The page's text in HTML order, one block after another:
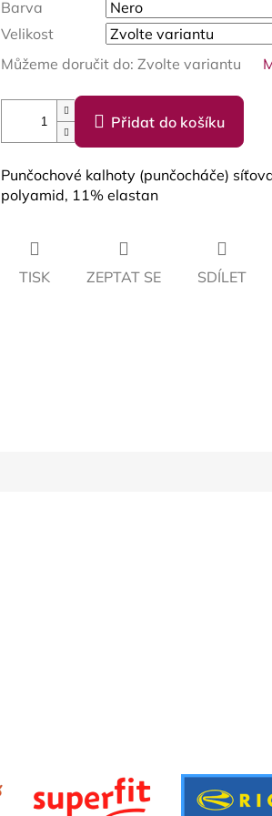
Barva
Velikost
Můžeme doručit do: Zvolte variantu
Přidat do košíku
Punčochové kalhoty (punčocháče)
polyamid, 11% elastan
TISK ZEPTAT SE SDÍLET